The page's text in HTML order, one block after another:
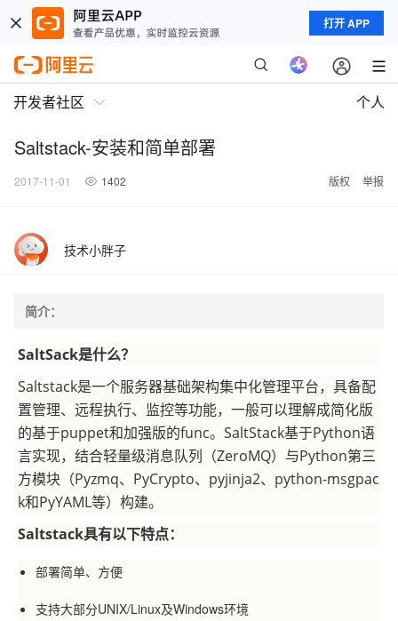
打开 APP
开发者社区 个人
Saltstack-安装和简单部署
2017-11-01 1402 版权 举报
技术小胖子
简介：
SaltSack是什么？
Saltstack是一个服务器基础架构集中化管理平台，具备配
置管理、远程执行、监控等功能，一般可以理解成简化版
的基于puppet和加强版的func。SaltStack基于Python语
言实现，结合轻量级消息队列（ZeroMQ）与Python第三
方模块（Pyzmq、PyCrypto、pyjinja2、python-msgpac
k和PyYAML等）构建。
Saltstack具有以下特点：
部署简单、方便
支持大部分UNIX/Linux及Windows环境